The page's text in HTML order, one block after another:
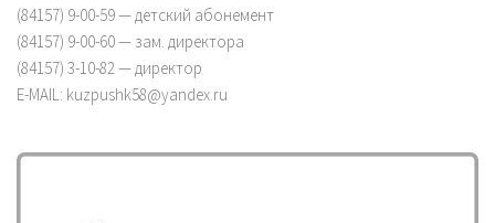
(84157) 9-00-59 — детский абонемент
(84157) 9-00-60 — зам. директора
(84157) 3-10-82 — директор
E-MAIL: kuzpushk58@yandex.ru